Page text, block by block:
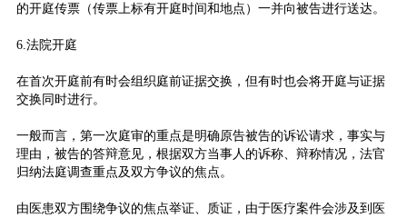
的开庭传票（传票上标有开庭时间和地点）一并向被告进行送达。
6.法院开庭
在首次开庭前有时会组织庭前证据交换，但有时也会将开庭与证据
交换同时进行。
一般而言，第一次庭审的重点是明确原告被告的诉讼请求，事实与
理由，被告的答辩意见，根据双方当事人的诉称、辩称情况，法官
归纳法庭调查重点及双方争议的焦点。
由医患双方围绕争议的焦点举证、质证，由于医疗案件会涉及到医